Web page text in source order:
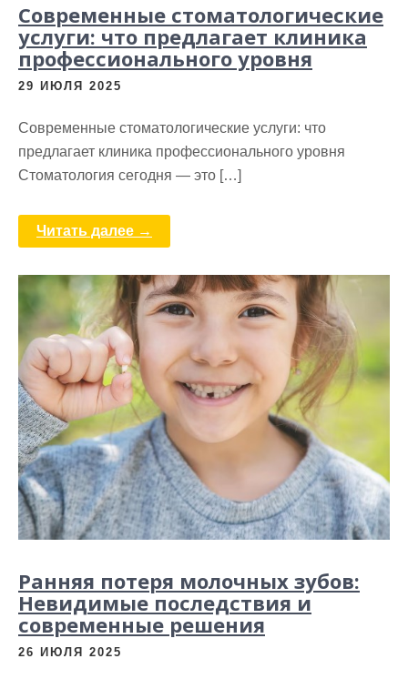
Современные стоматологические
услуги: что предлагает клиника
профессионального уровня
29 ИЮЛЯ 2025
Современные стоматологические услуги: что
предлагает клиника профессионального уровня
Стоматология сегодня — это […]
Читать далее →
Ранняя потеря молочных зубов:
Невидимые последствия и
современные решения
26 ИЮЛЯ 2025